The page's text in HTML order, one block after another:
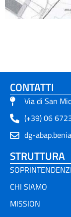
CONTATTI
Via di San
(+39) 06
dg-
STRUTTURA
CHI SIAMO
MISSION